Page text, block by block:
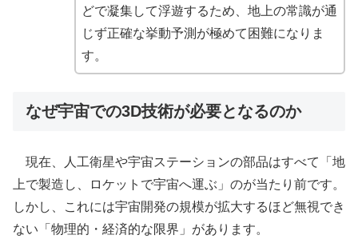
どで凝集して浮遊するため、地上の常識が通
じず正確な挙動予測が極めて困難になりま
す。
なぜ宇宙での3D技術が必要となるのか
現在、人工衛星や宇宙ステーションの部品はすべて「地
上で製造し、ロケットで宇宙へ運ぶ」のが当たり前です。
しかし、これには宇宙開発の規模が拡大するほど無視でき
ない「物理的・経済的な限界」があります。